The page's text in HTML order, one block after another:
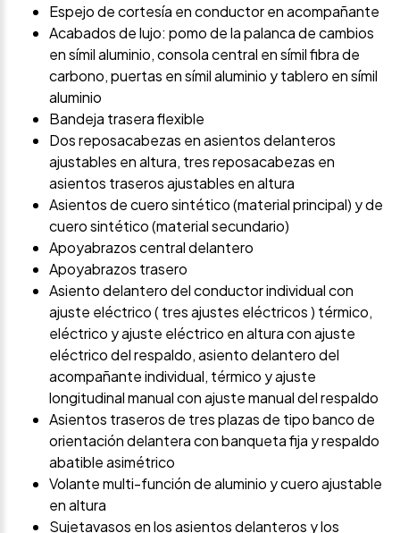
Espejo de cortesía en conductor en acompañante
Acabados de lujo: pomo de la palanca de cambios
en símil aluminio, consola central en símil fibra de
carbono, puertas en símil aluminio y tablero en símil
aluminio
Bandeja trasera flexible
Dos reposacabezas en asientos delanteros
ajustables en altura, tres reposacabezas en
asientos traseros ajustables en altura
Asientos de cuero sintético (material principal) y de
cuero sintético (material secundario)
Apoyabrazos central delantero
Apoyabrazos trasero
Asiento delantero del conductor individual con
ajuste eléctrico ( tres ajustes eléctricos ) térmico,
eléctrico y ajuste eléctrico en altura con ajuste
eléctrico del respaldo, asiento delantero del
acompañante individual, térmico y ajuste
longitudinal manual con ajuste manual del respaldo
Asientos traseros de tres plazas de tipo banco de
orientación delantera con banqueta fija y respaldo
abatible asimétrico
Volante multi-función de aluminio y cuero ajustable
en altura
Sujetavasos en los asientos delanteros y los